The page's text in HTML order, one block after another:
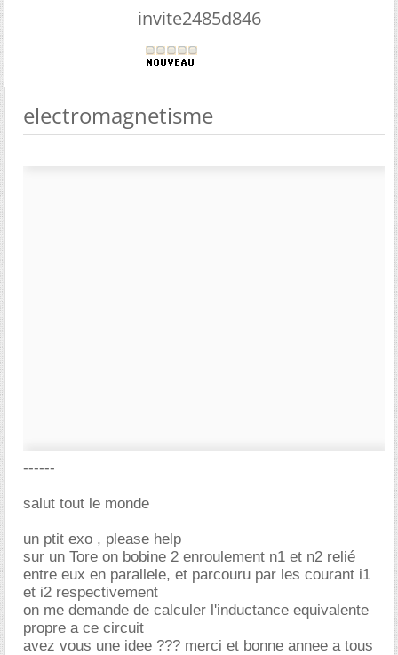
invite2485d846
electromagnetisme
------
salut tout le monde
un ptit exo , please help
sur un Tore on bobine 2 enroulement n1 et n2 relié
entre eux en parallele, et parcouru par les courant i1
et i2 respectivement
on me demande de calculer l'inductance equivalente
propre a ce circuit
avez vous une idee ??? merci et bonne annee a tous